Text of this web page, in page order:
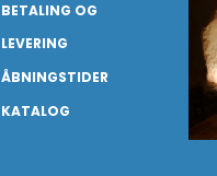
BETALING OG
LEVERING
ÅBNINGSTIDER
KATALOG